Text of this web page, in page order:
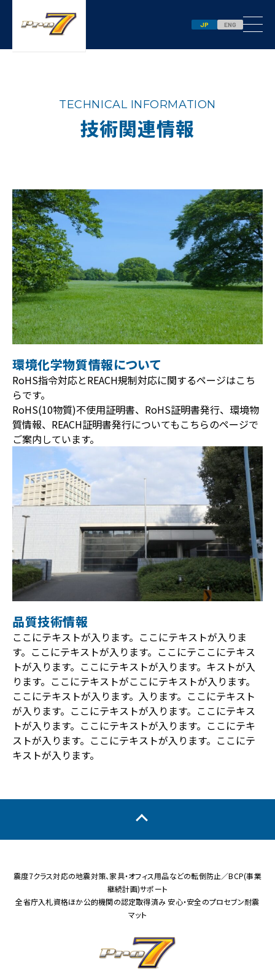
JP ENG
TECHNICAL INFORMATION
技術関連情報
環境化学物質情報について
RoHS指令対応とREACH規制対応に関するページはこち
らです。
RoHS(10物質)不使⽤証明書、RoHS証明書発⾏、環境物
質情報、REACH証明書発⾏についてもこちらのページで
ご案内しています。
品質技術情報
ここにテキストが入ります。ここにテキストが入りま
す。ここにテキストが入ります。ここにテここにテキス
トが入ります。ここにテキストが入ります。キストが入
ります。ここにテキストがここにテキストが入ります。
ここにテキストが入ります。入ります。ここにテキスト
が入ります。ここにテキストが入ります。ここにテキス
トが入ります。ここにテキストが入ります。ここにテキ
ストが入ります。ここにテキストが入ります。ここにテ
キストが入ります。
震度7クラス対応の地震対策、家具・オフィス用品などの転倒防止／BCP(事業
継続計画)サポート
全省庁入札資格ほか公的機関の認定取得済み 安心・安全のプロセブン耐震
マット